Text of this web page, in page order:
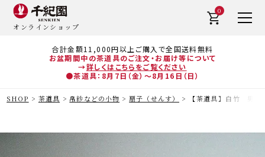
合計金額11,000円以上ご購入で全国送料無料
お盆期間中の茶道具のご注文・お届け等について
→詳しくはこちらをご覧ください
●茶道具：8月7日（金）～8月16日（日）
オンラインショップ
0
SHOP 茶道具 帛紗などの小物 扇子（せんす） 【茶道具】白竹 男